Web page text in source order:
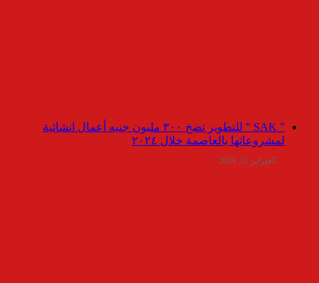
” SAK ” للتطوير تضخ ٣٠٠ مليون جنيه أعمال انشائية
لمشروعاتها بالعاصمة خلال ٢٠٢٤
فبراير 21, 2024